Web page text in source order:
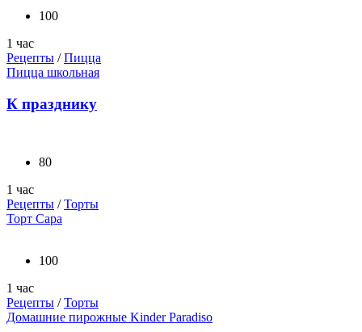
100
1 час
Рецепты /Пицца
Пицца школьная
К празднику
80
1 час
Рецепты /Торты
Торт Сара
100
1 час
Рецепты /Торты
Домашние пирожные Kinder Paradiso